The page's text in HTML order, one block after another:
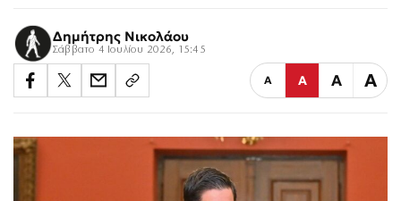
Δημήτρης Νικολάου
Σάββατο 4 Ιουλίου 2026, 15:45
Α Α Α Α